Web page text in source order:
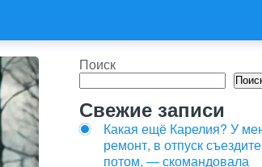
Поиск
Свежие записи
Какая ещё Карелия? У
ремонт, в отпуск съездите
потом, — скомандовала